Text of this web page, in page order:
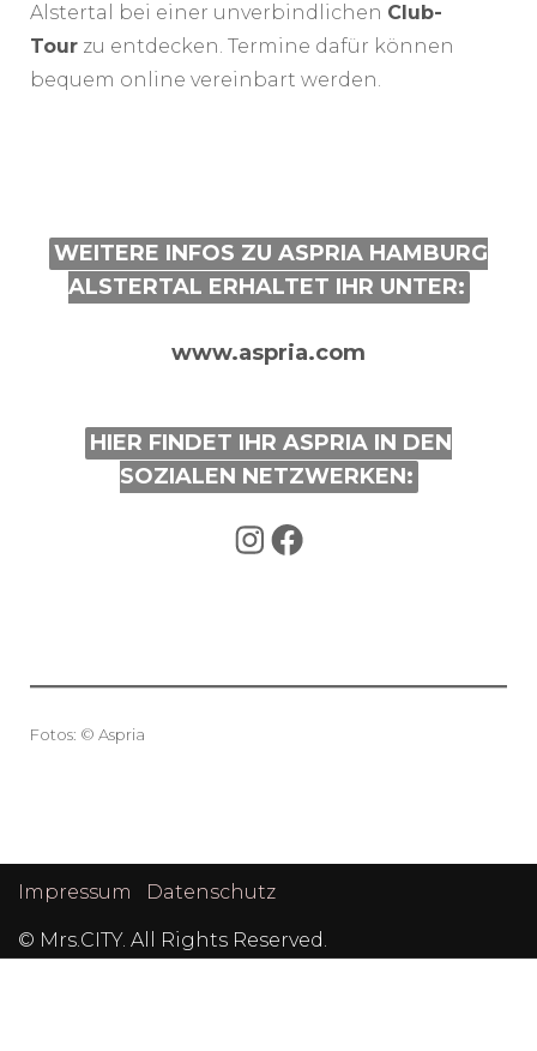
Alstertal bei einer unverbindlichen Club-
Tour zu entdecken. Termine dafür können
bequem online vereinbart werden.
WEITERE INFOS ZU ASPRIA HAMBURG
ALSTERTAL ERHALTET IHR UNTER:
www.aspria.com
HIER FINDET IHR ASPRIA IN DEN
SOZIALEN NETZWERKEN:
Instagram
Facebook
Fotos: © Aspria
Impressum Datenschutz
© Mrs.CITY. All Rights Reserved.